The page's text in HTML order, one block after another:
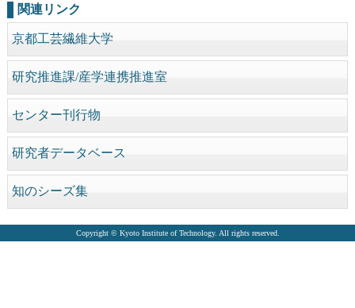
関連リンク
京都工芸繊維大学
研究推進課/産学連携推進室
センター刊行物
研究者データベース
知のシーズ集
Copyright © Kyoto Institute of Technology. All rights reserved.